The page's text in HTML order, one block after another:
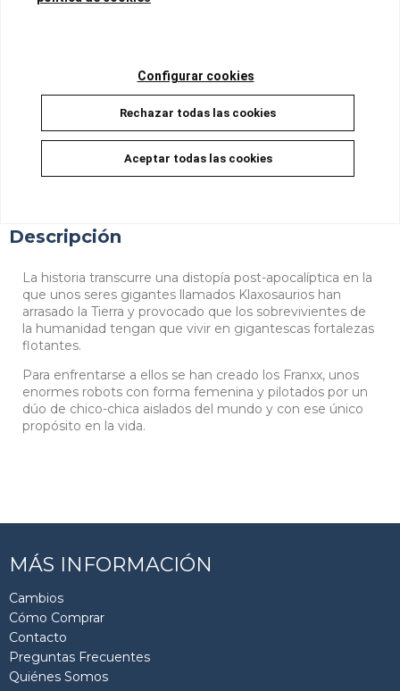
8,08 €
AÑADIR A LA CESTA
Descripción
La historia transcurre una distopía post-apocalíptica en la
que unos seres gigantes llamados Klaxosaurios han
arrasado la Tierra y provocado que los sobrevivientes de
la humanidad tengan que vivir en gigantescas fortalezas
flotantes.
Para enfrentarse a ellos se han creado los Franxx, unos
enormes robots con forma femenina y pilotados por un
dúo de chico-chica aislados del mundo y con ese único
propósito en la vida.
MÁS INFORMACIÓN
Cambios
Cómo Comprar
Contacto
Preguntas Frecuentes
Quiénes Somos
Configurar cookies
Rechazar todas las cookies
Aceptar todas las cookies